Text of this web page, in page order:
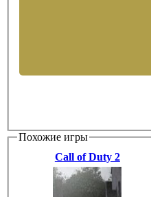
Похожие игры
Call of Duty 2